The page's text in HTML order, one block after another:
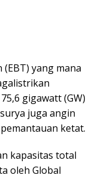
yang mana
gigawatt (GW)
juga angin
ketat.
kapasitas total
oleh Global